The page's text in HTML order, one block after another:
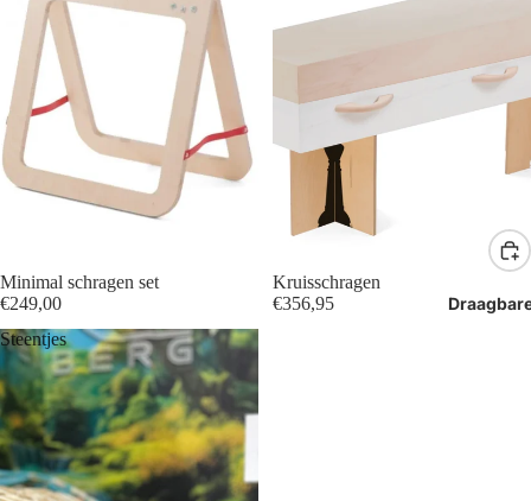
Minimal schragen set
€249,00
Kruisschragen
€356,95
Steentjes